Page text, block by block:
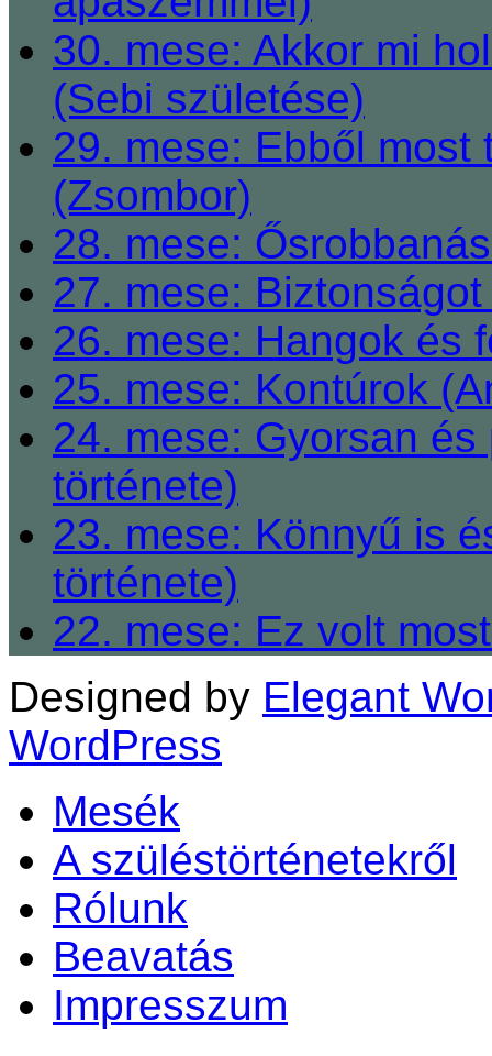
30. mese: Akkor mi
(Sebi születése)
29. mese: Ebből
(Zsombor)
28. mese:
27. mese:
26. mese: Hangok és
25. mese: Kontúrok
24. mese: Gyorsan
története)
23. mese: Könnyű is
története)
22. mese: Ez volt
Designed by Elegant
WordPress
Mesék
A szüléstörténetekről
Rólunk
Beavatás
Impresszum